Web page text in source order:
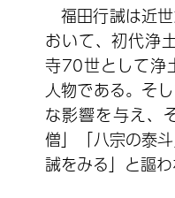
福田行誡は近
おいて、初代浄
寺70世として浄
人物である。そ
な影響を与え、
僧」「八宗の泰
誡をみる」と謳わ